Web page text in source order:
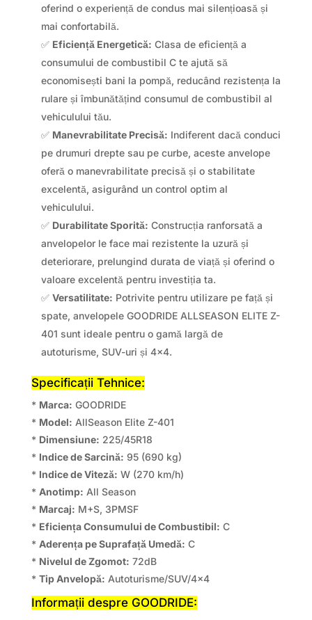
oferind o experiență de condus mai silențioasă și
mai confortabilă.
✅ Eficiență Energetică: Clasa de eficiență a
consumului de combustibil C te ajută să
economisești bani la pompă, reducând rezistența la
rulare și îmbunătățind consumul de combustibil al
vehiculului tău.
✅ Manevrabilitate Precisă: Indiferent dacă conduci
pe drumuri drepte sau pe curbe, aceste anvelope
oferă o manevrabilitate precisă și o stabilitate
excelentă, asigurând un control optim al
vehiculului.
✅ Durabilitate Sporită: Construcția ranforsată a
anvelopelor le face mai rezistente la uzură și
deteriorare, prelungind durata de viață și oferind o
valoare excelentă pentru investiția ta.
✅ Versatilitate: Potrivite pentru utilizare pe față și
spate, anvelopele GOODRIDE ALLSEASON ELITE Z-
401 sunt ideale pentru o gamă largă de
autoturisme, SUV-uri și 4×4.
Specificații Tehnice:
* Marca: GOODRIDE
* Model: AllSeason Elite Z-401
* Dimensiune: 225/45R18
* Indice de Sarcină: 95 (690 kg)
* Indice de Viteză: W (270 km/h)
* Anotimp: All Season
* Marcaj: M+S, 3PMSF
* Eficiența Consumului de Combustibil: C
* Aderența pe Suprafață Umedă: C
* Nivelul de Zgomot: 72dB
* Tip Anvelopă: Autoturisme/SUV/4×4
Informații despre GOODRIDE: